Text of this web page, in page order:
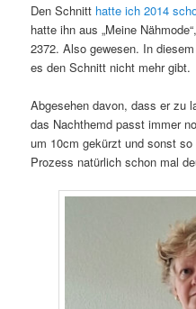
Den Schnitt hatte ich 2014
hatte ihn aus „Meine
2372. Also gewesen. In
es den Schnitt nicht mehr gibt.
Abgesehen davon, dass er zu
das Nachthemd passt immer
um 10cm gekürzt und sonst
Prozess natürlich schon mal